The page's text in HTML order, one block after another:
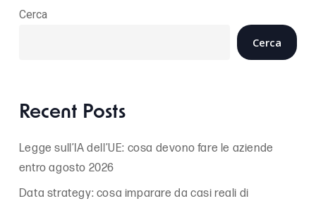
Cerca
Cerca
Recent Posts
Legge sull’IA dell’UE: cosa devono fare le aziende
entro agosto 2026
Data strategy: cosa imparare da casi reali di